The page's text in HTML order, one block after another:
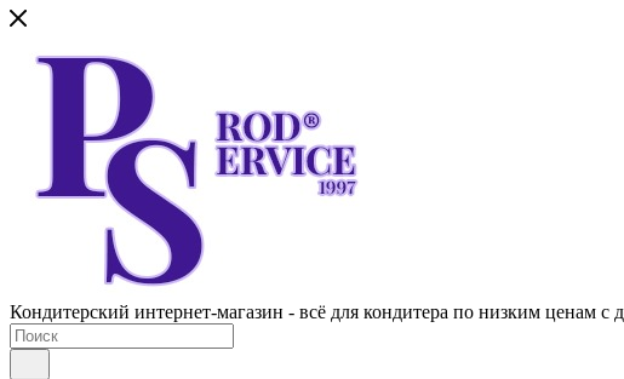
Кондитерский интернет-магазин - всё для кондитера по низким ценам с